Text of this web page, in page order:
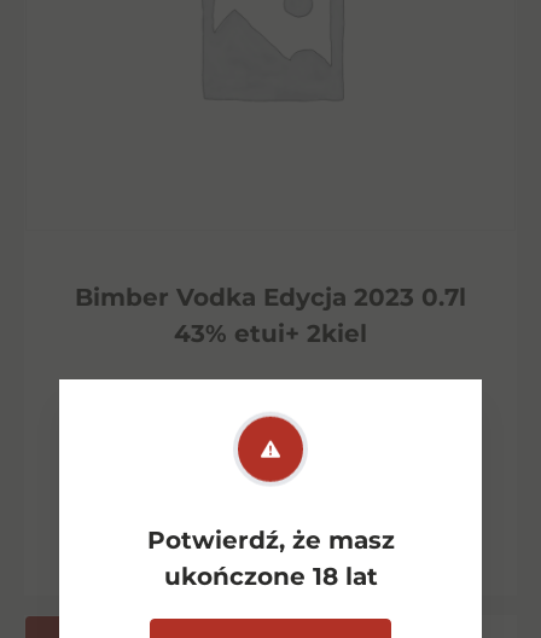
Potwierdź, że masz
ukończone 18 lat
Bimber Vodka Edycja 2023 0.7l
43% etui+ 2kiel